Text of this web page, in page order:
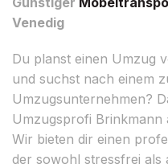
Venedig
Du planst einen Umzug
und suchst nach einem
Umzugsunternehmen?
Umzugsprofi Brinkmann
Wir bieten dir einen
der sowohl stressfrei als